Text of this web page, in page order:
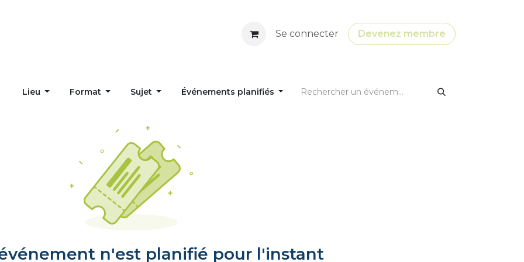
Se connecter Devenez membre
Lieu Format Sujet Événements planifiés
n'est planifié pour l'instant